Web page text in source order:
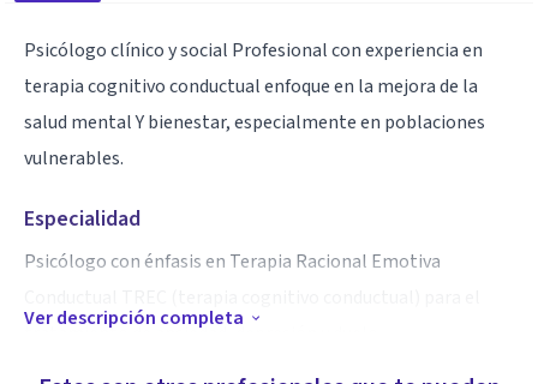
Psicólogo clínico y social Profesional con experiencia en
terapia cognitivo conductual enfoque en la mejora de la
salud mental Y bienestar, especialmente en poblaciones
vulnerables.
Especialidad
Psicólogo con énfasis en Terapia Racional Emotiva
tratamiento de ansiedad, depresión y duelo.
Ver descripción completa